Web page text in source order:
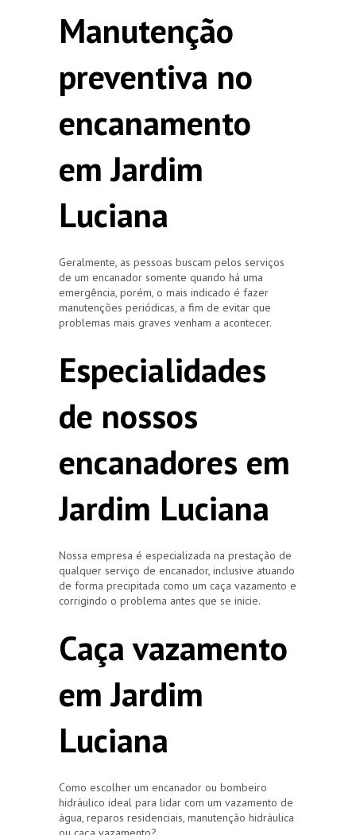
Manutenção
preventiva no
encanamento
em Jardim
Luciana
Geralmente, as pessoas buscam pelos serviços
de um encanador somente quando há uma
emergência, porém, o mais indicado é fazer
manutenções periódicas, a fim de evitar que
problemas mais graves venham a acontecer.
Especialidades
de nossos
encanadores em
Jardim Luciana
Nossa empresa é especializada na prestação de
qualquer serviço de encanador, inclusive atuando
de forma precipitada como um caça vazamento e
corrigindo o problema antes que se inicie.
Caça vazamento
em Jardim
Luciana
Como escolher um encanador ou bombeiro
hidráulico ideal para lidar com um vazamento de
água, reparos residenciais, manutenção hidráulica